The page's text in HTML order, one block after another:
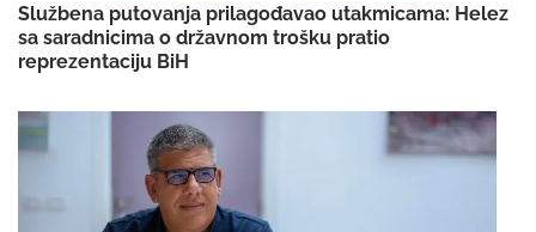
Službena putovanja prilagođavao utakmicama: Helez
sa saradnicima o državnom trošku pratio
reprezentaciju BiH